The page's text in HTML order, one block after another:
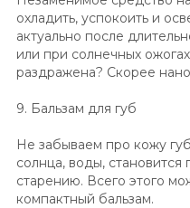
охладить, успокоить и
актуально после
или при солнечных
раздражена? Скорее
9. Бальзам для губ
Не забываем про кожу
солнца, воды,
старению. Всего этого
компактный бальзам.